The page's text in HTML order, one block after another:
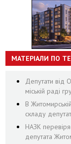
МАТЕРІАЛИ ПО
Депутати від
міській раді
В
складу
НАЗК
депутата